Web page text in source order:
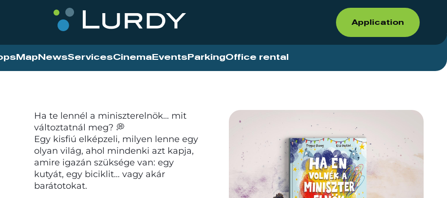
Application
Map NewsServicesCinema Events ParkingOffice rental
Ha te lennél a miniszterelnök… mit
változtatnál meg? 💭
Egy kisfiú elképzeli, milyen lenne egy
olyan világ, ahol mindenki azt kapja,
amire igazán szüksége van: egy
kutyát, egy biciklit… vagy akár
barátotokat.